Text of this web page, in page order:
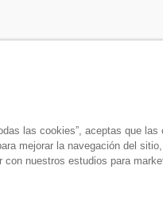
las cookies”, aceptas que las
mejorar la navegación del sitio,
con nuestros estudios para